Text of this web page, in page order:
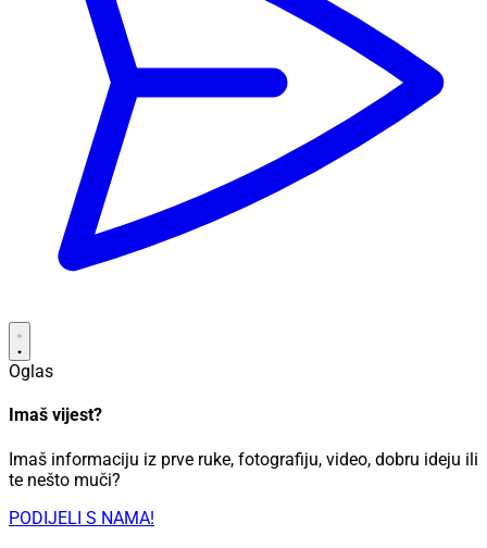
Oglas
Imaš vijest?
Imaš informaciju iz prve ruke, fotografiju, video, dobru ideju ili
te nešto muči?
PODIJELI S NAMA!